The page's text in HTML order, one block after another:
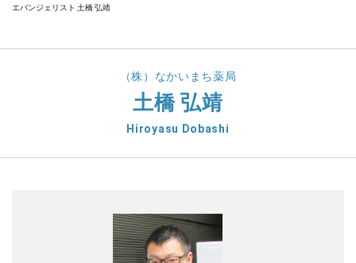
エバンジェリスト 土橋 弘靖
（株）なかいまち薬局
土橋 弘靖
Hiroyasu Dobashi